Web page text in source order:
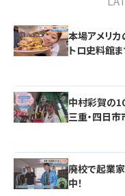
NEW
本場アメリカ
トロ史料館
NEW
中村彩賀の
三重・四日市
廃校で起業
中！